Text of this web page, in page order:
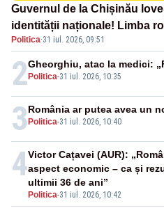
Guvernul de la Chișinău
identității naționale! Limba
economisește! Limba
Politica·31 iul. 2026, 09:51
2 Politica-31 iul. 2026, 10:35
Gheorghiu, atac la medici:
3 Politica-31 iul. 2026, 10:40
România ar putea avea un
4
Politica-31 iul. 2026, 10:42
Victor Cațavei (AUR):
aspect economic – ca și
ultimii 36 de ani”